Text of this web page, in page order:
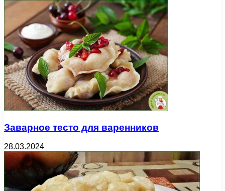
Заварное тесто для варенников
28.03.2024